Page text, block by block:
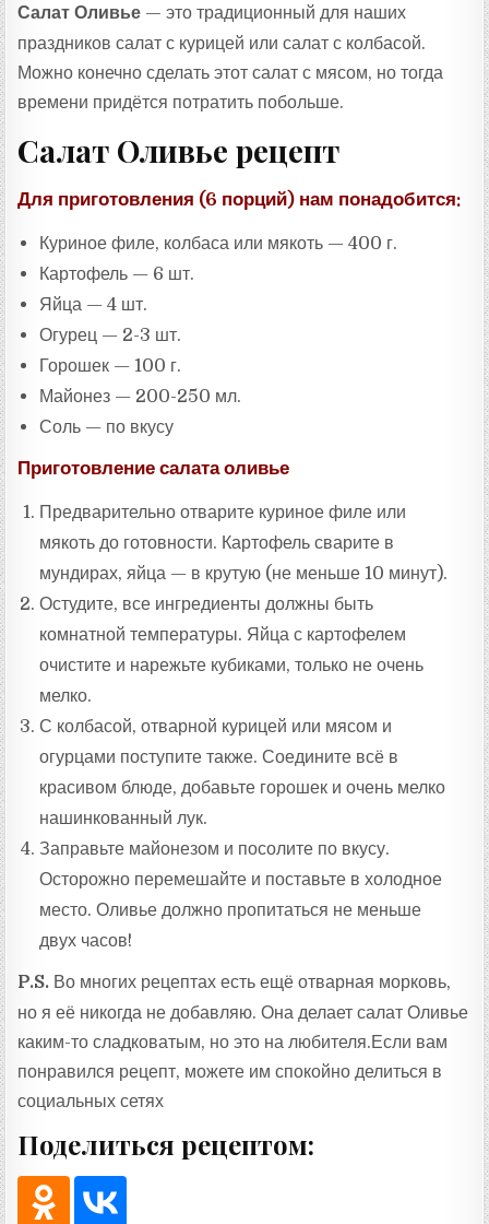
Салат Оливье — это традиционный для наших
праздников салат с курицей или салат с колбасой.
Можно конечно сделать этот салат с мясом, но тогда
времени придётся потратить побольше.
Салат Оливье рецепт
Для приготовления (6 порций) нам понадобится:
Куриное филе, колбаса или мякоть — 400 г.
Картофель — 6 шт.
Яйца — 4 шт.
Огурец — 2-3 шт.
Горошек — 100 г.
Майонез — 200-250 мл.
Соль — по вкусу
Приготовление салата оливье
Предварительно отварите куриное филе или
мякоть до готовности. Картофель сварите в
мундирах, яйца — в крутую (не меньше 10 минут).
Остудите, все ингредиенты должны быть
комнатной температуры. Яйца с картофелем
очистите и нарежьте кубиками, только не очень
мелко.
С колбасой, отварной курицей или мясом и
огурцами поступите также. Соедините всё в
красивом блюде, добавьте горошек и очень мелко
нашинкованный лук.
Заправьте майонезом и посолите по вкусу.
Осторожно перемешайте и поставьте в холодное
место. Оливье должно пропитаться не меньше
двух часов!
P.S. Во многих рецептах есть ещё отварная морковь,
но я её никогда не добавляю. Она делает салат Оливье
каким-то сладковатым, но это на любителя.Если вам
понравился рецепт, можете им спокойно делиться в
социальных сетях
Поделиться рецептом: